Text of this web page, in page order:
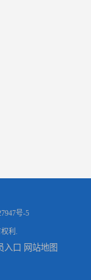
号-5
利.
入口 网站地图